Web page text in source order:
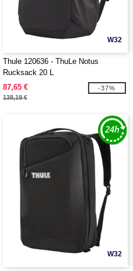
W32
Thule 120636 - ThuLe Notus
Rucksack 20 L
87,65 €
138,19 €
-37%
W32